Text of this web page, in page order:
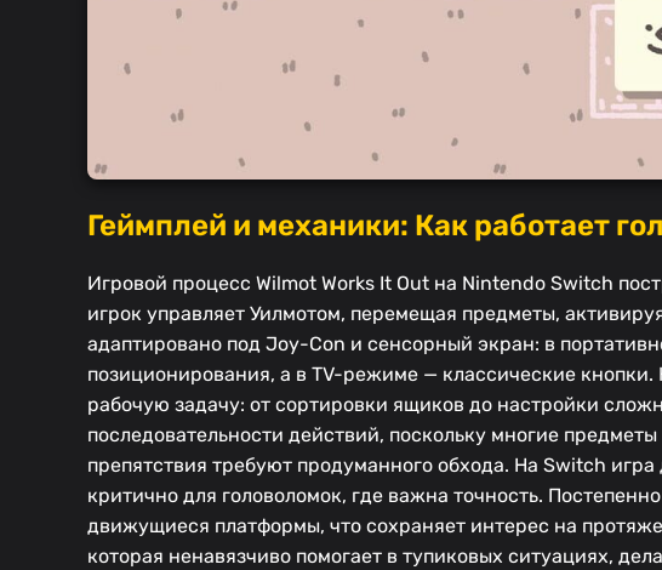
Геймплей и механики: Как работает
Игровой процесс Wilmot Works It Out на Nintendo Switch
игрок управляет Уилмотом, перемещая предметы,
адаптировано под Joy-Con и сенсорный экран: в
позиционирования, а в TV-режиме — классические
рабочую задачу: от сортировки ящиков до настройки
последовательности действий, поскольку многие
препятствия требуют продуманного обхода. На Switch
критично для головоломок, где важна точность.
движущиеся платформы, что сохраняет интерес на
которая ненавязчиво помогает в тупиковых ситуациях,